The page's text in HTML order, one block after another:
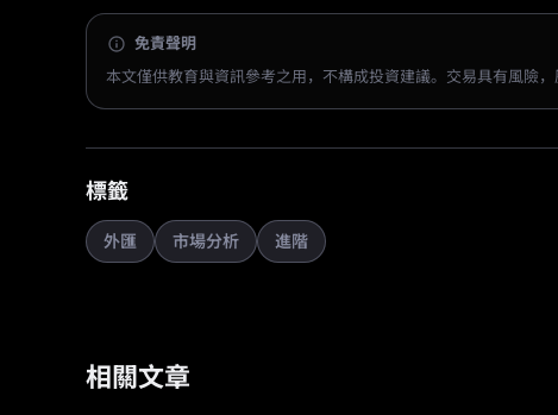
免責聲明
本文僅供教育與資訊參考之用，不構成投資建議。交易具有風險
標籤
外匯 市場分析 進階
相關文章